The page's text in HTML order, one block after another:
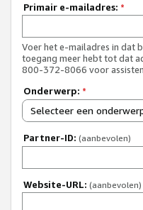
Primair e-mailadres: *
Voer het e-mailadres in dat
toegang meer hebt tot dat
800-372-8066 voor
Onderwerp: *
Selecteer een
Partner-ID: (aanbevolen)
Website-URL: (aanbevolen)